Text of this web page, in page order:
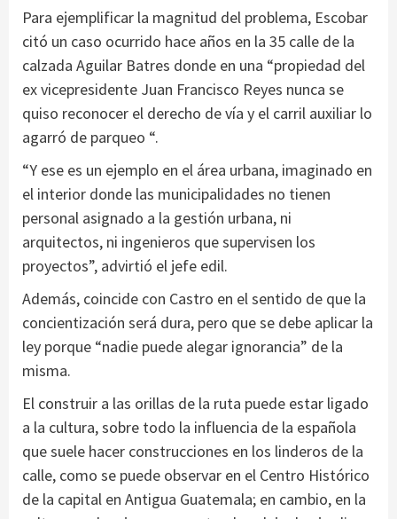
Para ejemplificar la magnitud del problema, Escobar
citó un caso ocurrido hace años en la 35 calle de la
calzada Aguilar Batres donde en una “propiedad del
ex vicepresidente Juan Francisco Reyes nunca se
quiso reconocer el derecho de vía y el carril auxiliar lo
agarró de parqueo “.
“Y ese es un ejemplo en el área urbana, imaginado en
el interior donde las municipalidades no tienen
personal asignado a la gestión urbana, ni
arquitectos, ni ingenieros que supervisen los
proyectos”, advirtió el jefe edil.
Además, coincide con Castro en el sentido de que la
concientización será dura, pero que se debe aplicar la
ley porque “nadie puede alegar ignorancia” de la
misma.
El construir a las orillas de la ruta puede estar ligado
a la cultura, sobre todo la influencia de la española
que suele hacer construcciones en los linderos de la
calle, como se puede observar en el Centro Histórico
de la capital en Antigua Guatemala; en cambio, en la